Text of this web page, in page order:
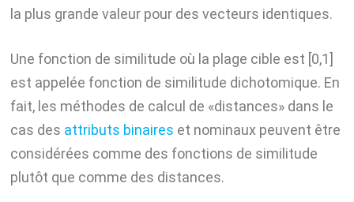
la plus grande valeur pour des vecteurs identiques.
Une fonction de similitude où la plage cible est [0,1]
est appelée fonction de similitude dichotomique. En
fait, les méthodes de calcul de «distances» dans le
cas des attributs binaires et nominaux peuvent être
considérées comme des fonctions de similitude
plutôt que comme des distances.